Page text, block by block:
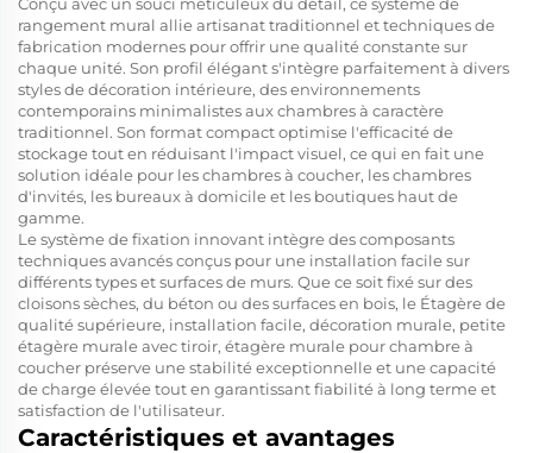
rangement mural allie artisanat traditionnel et techniques de
fabrication modernes pour offrir une qualité constante sur
chaque unité. Son profil élégant s'intègre parfaitement à divers
styles de décoration intérieure, des environnements
contemporains minimalistes aux chambres à caractère
traditionnel. Son format compact optimise l'efficacité de
stockage tout en réduisant l'impact visuel, ce qui en fait une
solution idéale pour les chambres à coucher, les chambres
d'invités, les bureaux à domicile et les boutiques haut de
gamme.
Le système de fixation innovant intègre des composants
techniques avancés conçus pour une installation facile sur
différents types et surfaces de murs. Que ce soit fixé sur des
cloisons sèches, du béton ou des surfaces en bois, le Étagère de
qualité supérieure, installation facile, décoration murale, petite
étagère murale avec tiroir, étagère murale pour chambre à
coucher préserve une stabilité exceptionnelle et une capacité
de charge élevée tout en garantissant fiabilité à long terme et
satisfaction de l'utilisateur.
Caractéristiques et avantages